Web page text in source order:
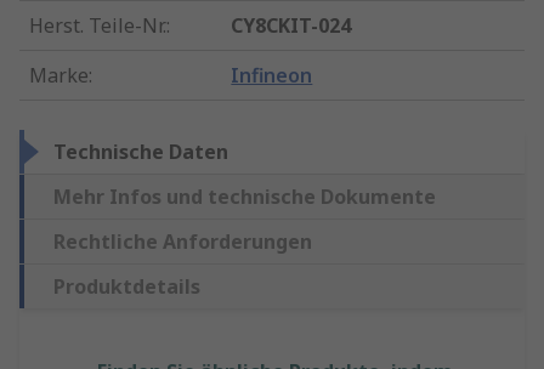
Herst. Teile-Nr.:
CY8CKIT-024
Marke: Infineon
Technische Daten
Mehr Infos und technische Dokumente
Rechtliche Anforderungen
Produktdetails